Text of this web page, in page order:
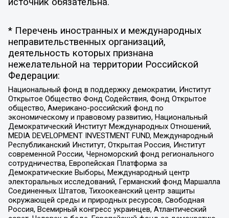
* Перечень иностранных и международных
неправительственных организаций,
деятельность которых признана
нежелательной на территории Российской
Федерации:
Национальный фонд в поддержку демократии, Институт
Открытое Общество Фонд Содействия, Фонд Открытое
общество, Американо-российский фонд по
экономическому и правовому развитию, Национальный
Демократический Институт Международных Отношений,
MEDIA DEVELOPMENT INVESTMENT FUND, Международный
Республиканский Институт, Открытая Россия, Институт
современной России, Черноморский фонд регионального
сотрудничества, Европейская Платформа за
Демократические Выборы, Международный центр
электоральных исследований, Германский фонд Маршалла
Соединенных Штатов, Тихоокеанский центр защиты
окружающей среды и природных ресурсов, Свободная
Россия, Всемирный конгресс украинцев, Атлантический